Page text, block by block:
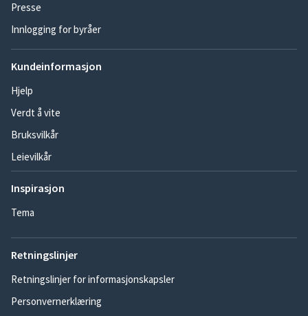
Presse
Innlogging for byråer
Kundeinformasjon
Hjelp
Verdt å vite
Bruksvilkår
Leievilkår
Inspirasjon
Tema
Retningslinjer
Retningslinjer for informasjonskapsler
Personvernerklæring